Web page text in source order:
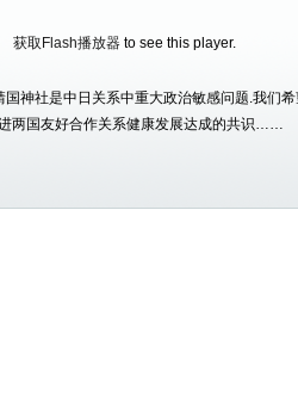
获取Flash播放器 to see this player.
国神社是中日关系中重大政治敏感问题.我们
两国友好合作关系健康发展达成的共识……